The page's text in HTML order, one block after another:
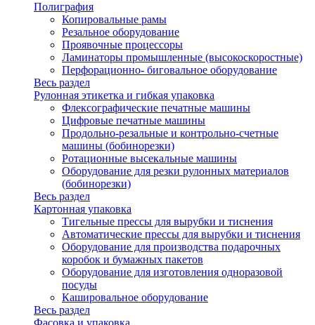
Полиграфия
Копировальные рамы
Резальное оборудование
Проявочные процессоры
Ламинаторы промышленные (высокоскоростные)
Перфорационно- биговальное оборудование
Весь раздел
Рулонная этикетка и гибкая упаковка
Флексографические печатные машины
Цифровые печатные машины
Продольно-резальные и контрольно-счетные
машины (бобинорезки)
Ротационные высекальные машины
Оборудование для резки рулонных материалов
(бобинорезки)
Весь раздел
Картонная упаковка
Тигельные прессы для вырубки и тиснения
Автоматические прессы для вырубки и тиснения
Оборудование для производства подарочных
коробок и бумажных пакетов
Оборудование для изготовления одноразовой
посуды
Кашировальное оборудование
Весь раздел
Фасовка и упаковка